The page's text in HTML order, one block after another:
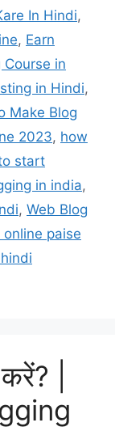
In Hindi,
, Earn
Course in
in Hindi,
Make Blog
2023, how
start
in india,
, Web Blog
paise
|